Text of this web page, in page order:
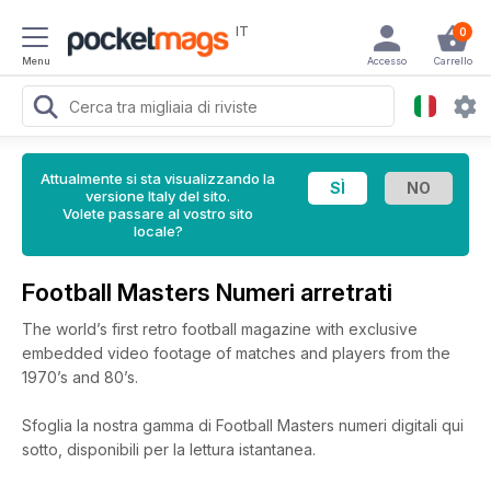
Menu
IT 0
Carrello
Accesso
Attualmente si sta visualizzando la
versione Italy del sito.
Volete passare al vostro sito
locale?
Football Masters Numeri arretrati
The world’s first retro football magazine with exclusive
embedded video footage of matches and players from the
1970’s and 80’s.
Sfoglia la nostra gamma di Football Masters numeri digitali qui
sotto, disponibili per la lettura istantanea.